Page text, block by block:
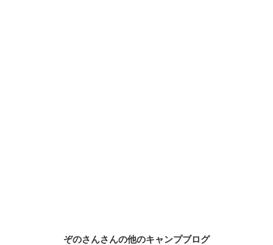
ぞのさんさんの他のキャンプブログ